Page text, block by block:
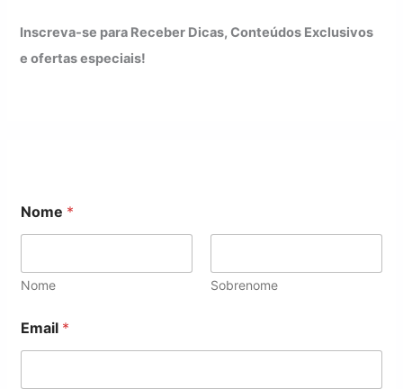
Inscreva-se para Receber Dicas, Conteúdos Exclusivos
e ofertas especiais!
Nome *
Nome Sobrenome
m
a
Email *